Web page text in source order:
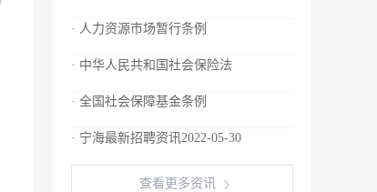
· 人力资源市场暂行条例
· 中华人民共和国社会保险法
· 全国社会保障基金条例
· 宁海最新招聘资讯2022-05-30
查看更多资讯